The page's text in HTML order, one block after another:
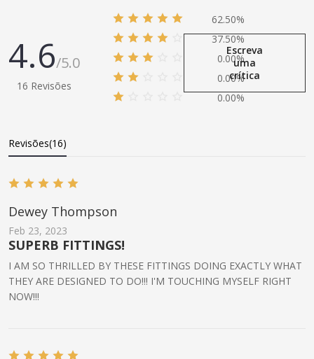
4.6/5.0
16 Revisões
62.50%
37.50%
0.00%
0.00%
0.00%
Escreva
uma
crítica
Revisões(16)
Dewey Thompson
Feb 23, 2023
SUPERB FITTINGS!
I AM SO THRILLED BY THESE FITTINGS DOING EXACTLY WHAT
THEY ARE DESIGNED TO DO!!! I'M TOUCHING MYSELF RIGHT
NOW!!!